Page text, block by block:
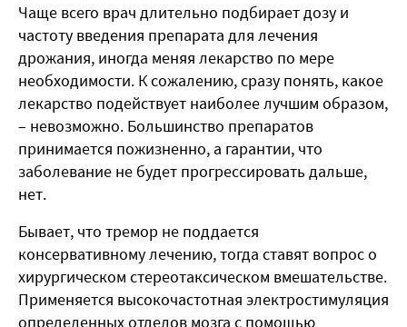
Чаще всего врач длительно подбирает дозу и
частоту введения препарата для лечения
дрожания, иногда меняя лекарство по мере
необходимости. К сожалению, сразу понять, какое
лекарство подействует наиболее лучшим образом,
– невозможно. Большинство препаратов
принимается пожизненно, а гарантии, что
заболевание не будет прогрессировать дальше,
нет.
Бывает, что тремор не поддается
консервативному лечению, тогда ставят вопрос о
хирургическом стереотаксическом вмешательстве.
Применяется высокочастотная электростимуляция
определенных отделов мозга с помощью